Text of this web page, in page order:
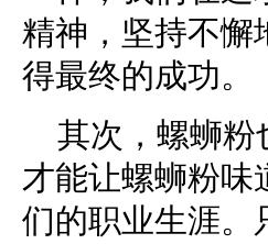
精神，坚持不懈
得最终的成功。
其次，螺蛳粉
才能让螺蛳粉味
们的职业生涯。